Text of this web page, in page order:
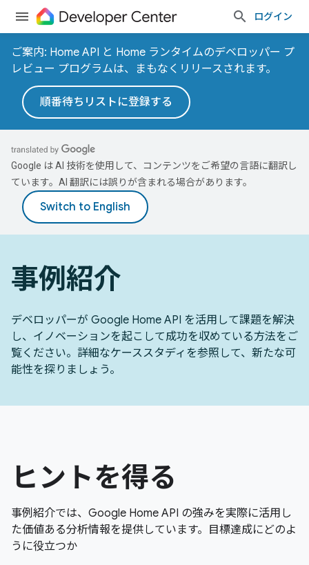
ログイン
ご案内: Home API と Home ランタイムのデベロッパー プ
レビュー プログラムは、まもなくリリースされます。
順番待ちリストに登録する
Google は AI 技術を使用して、コンテンツをご希望の言語に翻訳し
ています。AI 翻訳には誤りが含まれる場合があります。
事例紹介
デベロッパーが Google Home API を活用して課題を解決
し、イノベーションを起こして成功を収めている方法をご
覧ください。詳細なケーススタディを参照して、新たな可
能性を探りましょう。
ヒントを得る
事例紹介では、Google Home API の強みを実際に活用し
た価値ある分析情報を提供しています。目標達成にどのよ
うに役立つか